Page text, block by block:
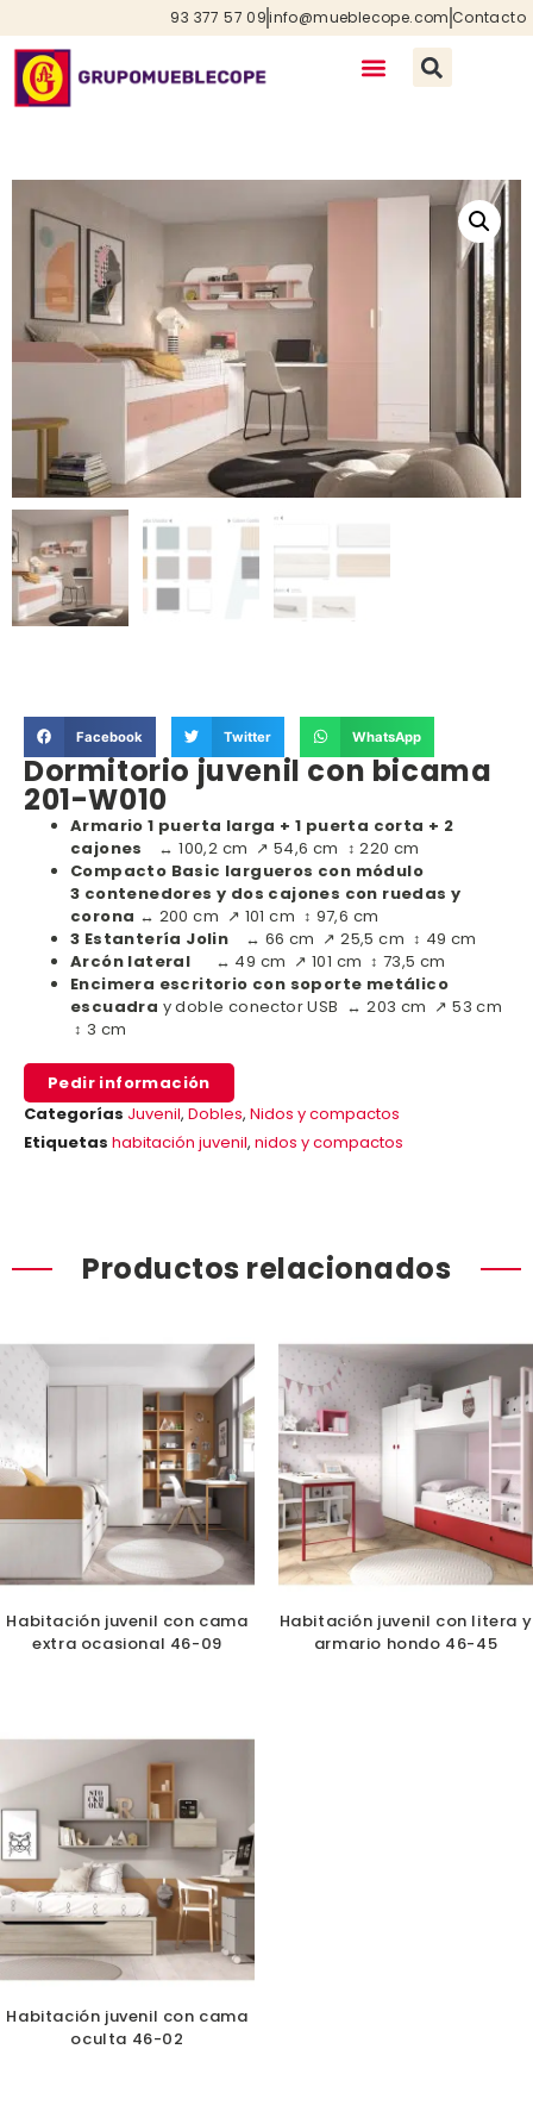
93 377 57 09info@mueblecope.com Contacto
Facebook Twitter WhatsApp
Dormitorio juvenil con bicama
201-W010
Armario 1 puerta larga + 1 puerta corta + 2
cajones
↔ 100,2 cm ↗ 54,6 cm ↕ 220 cm
Compacto Basic largueros con módulo
3 contenedores y dos cajones con ruedas y
corona ↔ 200 cm ↗ 101 cm ↕ 97,6 cm
3 Estantería Jolin ↔ 66 cm ↗ 25,5 cm ↕ 49 cm
Arcón lateral
↔ 49 cm ↗ 101 cm ↕ 73,5 cm
Encimera escritorio con soporte metálico
escuadra y doble conector USB ↔ 203 cm ↗ 53 cm
↕ 3 cm
Pedir información
Categorías Juvenil, Dobles, Nidos y compactos
Etiquetas habitación juvenil, nidos y compactos
Productos relacionados
Habitación juvenil con cama
extra ocasional 46-09
Habitación juvenil con litera y
armario hondo 46-45
Habitación juvenil con cama
oculta 46-02